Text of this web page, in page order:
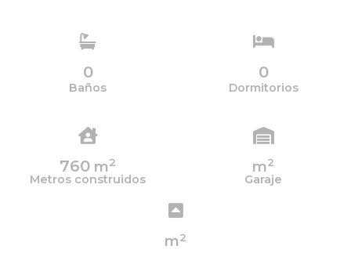
0
Baños
0
Dormitorios
760 m2
Metros construidos
m2
Garaje
m2